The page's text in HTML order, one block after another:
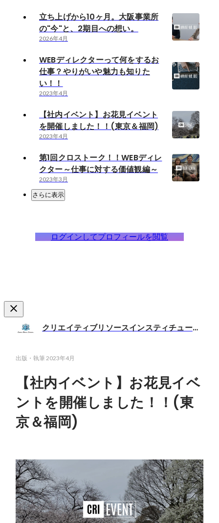
立ち上げから10ヶ月。大阪事業所
の"今"と、2期目への想い。
2026年4月
WEBディレクターって何をするお
仕事？やりがいや魅力も知りた
い！！
2023年4月
【社内イベント】お花見イベント
を開催しました！！(東京＆福岡)
2023年4月
第1回クロストーク！！WEBディレ
クター～仕事に対する価値観編～
2023年3月
さらに表示
ログインしてプロフィールを閲覧
クリエイティブリソースインスティチュート 採用担当
出版・執筆2023年4月
【社内イベント】お花見イベ
ントを開催しました！！(東
京＆福岡)